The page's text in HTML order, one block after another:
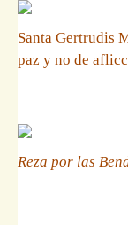
Santa Gertrudis
paz y no de
Reza por las